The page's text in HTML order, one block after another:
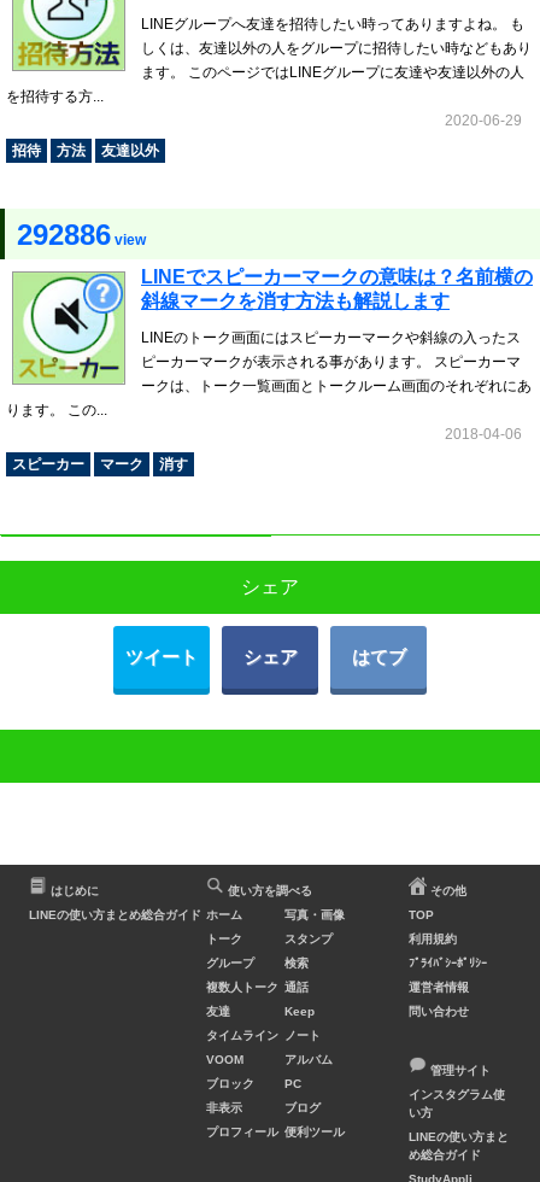
LINEグループへ友達を招待したい時ってありますよね。 も
しくは、友達以外の人をグループに招待したい時などもあり
ます。 このページではLINEグループに友達や友達以外の人
を招待する方...
2020-06-29
招待
方法 友達以外
292886 view
LINEでスピーカーマークの意味は？名前横の
斜線マークを消す方法も解説します
LINEのトーク画面にはスピーカーマークや斜線の入ったス
ピーカーマークが表示される事があります。 スピーカーマ
ークは、トーク一覧画面とトークルーム画面のそれぞれにあ
ります。 この...
2018-04-06
スピーカー
マーク 消す
シェア
ツイート シェア はてブ
はじめに
LINEの使い方まとめ総合ガイド
使い方を調べる
ホーム
トーク
グループ
複数人トーク
友達
タイムライン
VOOM
ブロック
非表示
プロフィール
写真・画像
スタンプ
検索
通話
Keep
ノート
アルバム
PC
ブログ
便利ツール
その他
TOP
利用規約
ﾌﾟﾗｲﾊﾞｼｰﾎﾟﾘｼｰ
運営者情報
問い合わせ
管理サイト
インスタグラム使
い方
LINEの使い方まと
め総合ガイド
StudyAppli